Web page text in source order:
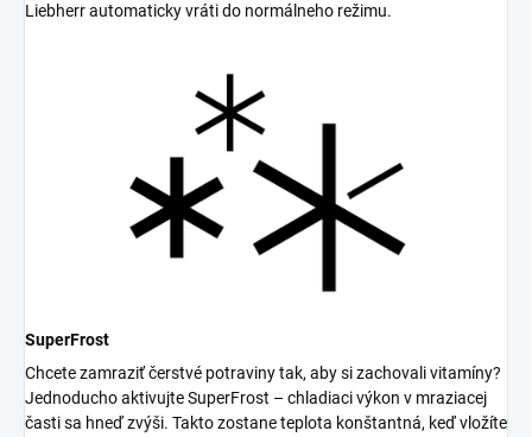
Liebherr automaticky vráti do normálneho režimu.
SuperFrost
Chcete zamraziť čerstvé potraviny tak, aby si zachovali vitamíny?
Jednoducho aktivujte SuperFrost – chladiaci výkon v mraziacej
časti sa hneď zvýši. Takto zostane teplota konštantná, keď vložíte